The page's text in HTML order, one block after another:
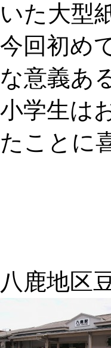
いた大型
今回初め
な意義あ
小学生は
たことに
八鹿地区